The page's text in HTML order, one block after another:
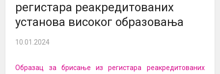
регистара реакредитованих
установа високог образовања
10.01.2024
Образац за брисање из регистара реакредитованих